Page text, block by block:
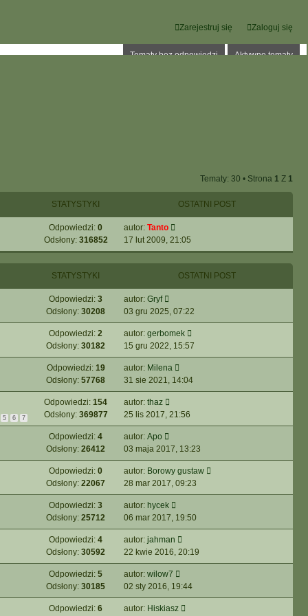
Zaloguj się
Zarejestruj się
Tematy bez odpowiedzi Aktywne tematy
Tematy: 30 • Strona 1 Z 1
STATYSTYKI OSTATNI POST
Odpowiedzi: 0
Odsłony: 316852
autor: Tanto
17 lut 2009, 21:05
STATYSTYKI OSTATNI POST
Odpowiedzi: 3
Odsłony: 30208
autor: Gryf
03 gru 2025, 07:22
Odpowiedzi: 2
Odsłony: 30182
autor: gerbomek
15 gru 2022, 15:57
Odpowiedzi: 19
Odsłony: 57768
autor: Milena
31 sie 2021, 14:04
5 6 7
Odpowiedzi: 154
Odsłony: 369877
autor: thaz
25 lis 2017, 21:56
Odpowiedzi: 4
Odsłony: 26412
autor: Apo
03 maja 2017, 13:23
Odpowiedzi: 0
Odsłony: 22067
autor: Borowy gustaw
28 mar 2017, 09:23
Odpowiedzi: 3
Odsłony: 25712
autor: hycek
06 mar 2017, 19:50
Odpowiedzi: 4
Odsłony: 30592
autor: jahman
22 kwie 2016, 20:19
Odpowiedzi: 5
Odsłony: 30185
autor: wilow7
02 sty 2016, 19:44
Odpowiedzi: 6
autor: Hiskiasz